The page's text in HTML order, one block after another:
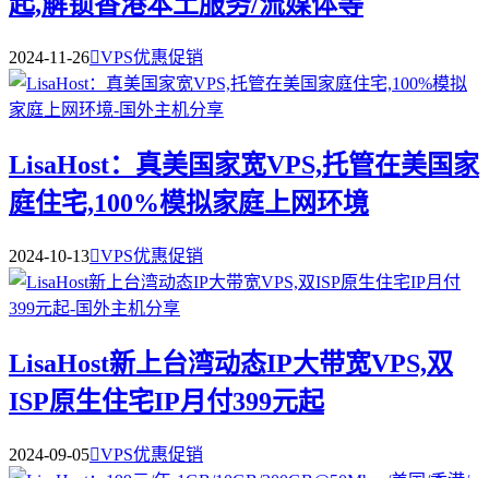
2024-11-26VPS优惠促销
LisaHost：真美国家宽VPS,托管在美国家
庭住宅,100%模拟家庭上网环境
2024-10-13VPS优惠促销
LisaHost新上台湾动态IP大带宽VPS,双
ISP原生住宅IP月付399元起
2024-09-05VPS优惠促销